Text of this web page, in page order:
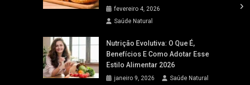
fevereiro 4, 2026
Saúde Natural
Nutrição Evolutiva: O Que É,
Benefícios E Como Adotar Esse
Estilo Alimentar 2026
janeiro 9, 2026 Saúde Natural